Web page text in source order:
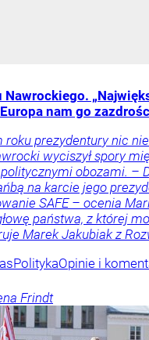
Nawrockiego.
Europa nam go
roku prezydentury nic
wyciszył spory
obozami. –
na karcie jego
SAFE – ocenia
państwa, z której
Marek Jakubiak z
PolitykaOpinie i
Frindt